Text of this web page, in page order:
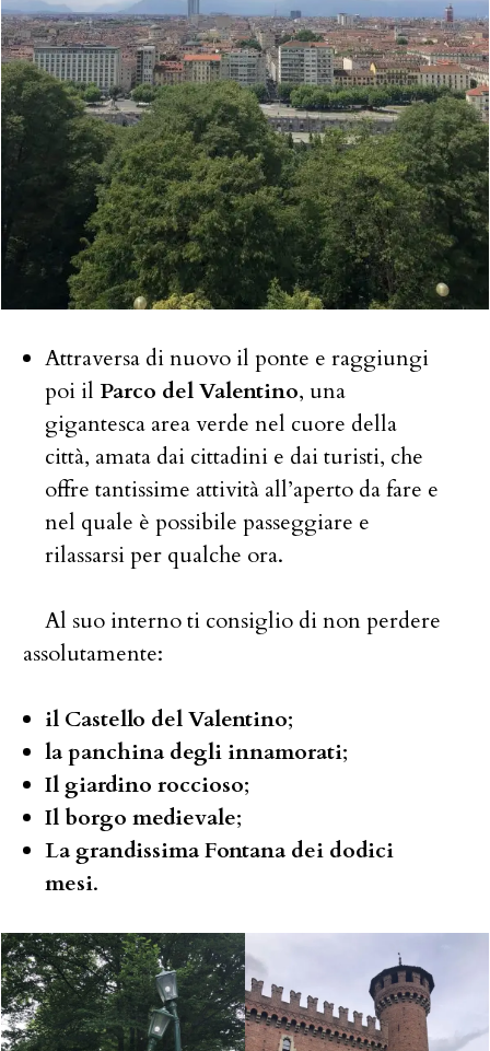
Attraversa di nuovo il ponte e raggiungi
poi il Parco del Valentino, una
gigantesca area verde nel cuore della
città, amata dai cittadini e dai turisti, che
offre tantissime attività all’aperto da fare e
nel quale è possibile passeggiare e
rilassarsi per qualche ora.
Al suo interno ti consiglio di non perdere
assolutamente:
il Castello del Valentino;
la panchina degli innamorati;
Il giardino roccioso;
Il borgo medievale;
La grandissima Fontana dei dodici
mesi.